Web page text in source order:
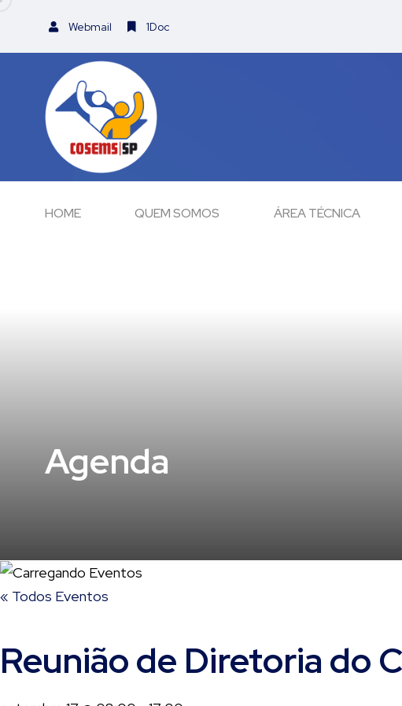
Webmail 1Doc
HOME QUEM SOMOS ÁREA TÉCNICA
Agenda
« Todos Eventos
Reunião de Diretoria do